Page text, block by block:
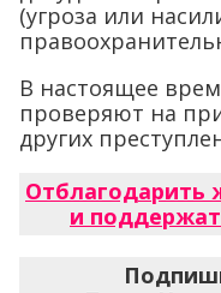
(угроза или
В настоящее
проверяют на
других
Отблагодарить
и